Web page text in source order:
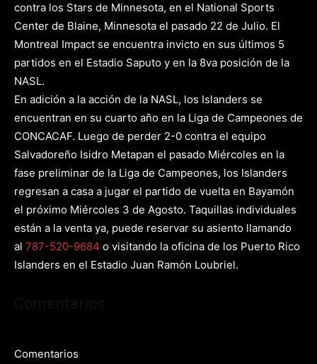
contra los Stars de Minnesota, en el National Sports
Center de Blaine, Minnesota el pasado 22 de Julio. El
Montreal Impact se encuentra invicto en sus últimos 5
partidos en el Estadio Saputo y en la 8va posición de la
NASL.
En adición a la acción de la NASL, los Islanders se
encuentran en su cuarto año en la Liga de Campeones de
CONCACAF. Luego de perder 2-0 contra el equipo
Salvadoreño Isidro Metapan el pasado Miércoles en la
fase preliminar de la Liga de Campeones, los Islanders
regresan a casa a jugar el partido de vuelta en Bayamón
el próximo Miércoles 3 de Agosto. Taquillas individuales
están a la venta ya, puede reservar su asiento llamando
al 787-520-9684 o visitando la oficina de los Puerto Rico
Islanders en el Estadio Juan Ramón Loubriel.
Comentarios